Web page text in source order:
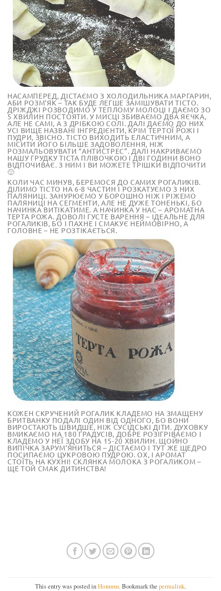
НАСАМПЕРЕД, ДІСТАЄМО З ХОЛОДИЛЬНИКА МАРГАРИН,
АБИ РОЗМ’ЯК – ТАК БУДЕ ЛЕГШЕ ЗАМІШУВАТИ ТІСТО.
ДРІЖДЖІ РОЗВОДИМО У ТЕПЛОМУ МОЛОЦІ І ДАЄМО ЗО
5 ХВИЛИН ПОСТОЯТИ. У МИСЦІ ЗБИВАЄМО ДВА ЯЄЧКА,
АЛЕ НЕ САМІ, А З ДРІБКОЮ СОЛІ. ДАЛІ ДАЄМО ДО НИХ
УСІ ВИЩЕ НАЗВАНІ ІНГРЕДІЄНТИ, КРІМ ТЕРТОЇ РОЖІ І
ПУДРИ, ЗВІСНО. ТІСТО ВИХОДИТЬ ЕЛАСТИЧНИМ, А
МІСИТИ ЙОГО БІЛЬШЕ ЗАДОВОЛЕННЯ, НІЖ
РОЗМАЛЬОВУВАТИ “АНТИСТРЕС”. ДАЛІ НАКРИВАЄМО
НАШУ ГРУДКУ ТІСТА ПЛІВОЧКОЮ І ДВІ ГОДИНИ ВОНО
ВІДПОЧИВАЄ. З НИМ І ВИ МОЖЕТЕ ТРІШКИ ВІДПОЧИТИ
🙂
КОЛИ ЧАС МИНУВ, БЕРЕМОСЯ ДО САМИХ РОГАЛИКІВ.
ДІЛИМО ТІСТО НА 6-8 ЧАСТИН І РОЗКАТУЄМО З НИХ
ПАЛЯНИЦІ. ЗАНУРЮЄМО У БОРОШНО НІЖ І РІЖЕМО
ПАЛЯНИЦІ НА СЕГМЕНТИ, АЛЕ НЕ ДУЖЕ ТОНЕНЬКІ, БО
НАЧИНКА ВИТІКАТИМЕ. А НАЧИНКА У НАС – АРОМАТНА
ТЕРТА РОЖА. ДОВОЛІ ГУСТЕ ВАРЕННЯ – ІДЕАЛЬНЕ ДЛЯ
РОГАЛИКІВ, БО І ПАХНЕ І СМАКУЄ НЕЙМОВІРНО, А
ГОЛОВНЕ – НЕ РОЗТІКАЄТЬСЯ.
КОЖЕН СКРУЧЕНИЙ РОГАЛИК КЛАДЕМО НА ЗМАЩЕНУ
БРИТВАНКУ ПОДАЛІ ОДИН ВІД ОДНОГО, БО ВОНИ
ВИРОСТАЮТЬ ШВИДШЕ, НІЖ СУСІДСЬКІ ДІТИ. ДУХОВКУ
ВМИКАЄМО НА 180 ГРАДУСІВ, ДОБРЕ РОЗІГРІВАЄМО І
КЛАДЕМО У НЕЇ ЗДОБУ НА 15-20 ХВИЛИН. ЩОЙНО
ВИПІЧКА ЗАРУМ’ЯНИТЬСЯ – ДІСТАЄМО І ТУТ ЖЕ ЩЕДРО
ПОСИПАЄМО ЦУКРОВОЮ ПУДРОЮ. ОХ, І АРОМАТ
СТОЇТЬ НА КУХНІ! СКЛЯНКА МОЛОКА З РОГАЛИКОМ –
ЩЕ ТОЙ СМАК ДИТИНСТВА!
This entry was posted inНовини. Bookmark the permalink.